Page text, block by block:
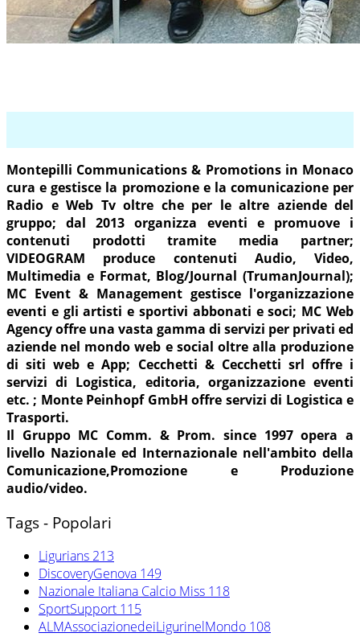
Montepilli Communications & Promotions in Monaco
cura e gestisce la promozione e la comunicazione per
Radio e Web Tv oltre che per le altre aziende del
gruppo; dal 2013 organizza eventi e promuove i
contenuti prodotti tramite media partner;
VIDEOGRAM produce contenuti Audio, Video,
Multimedia e Format, Blog/Journal (TrumanJournal);
MC Event & Management gestisce l'organizzazione
eventi e gli artisti e sportivi abbonati e soci; MC Web
Agency offre una vasta gamma di servizi per privati ed
aziende nel mondo web e social oltre alla produzione
di siti web e App; Cecchetti & Cecchetti srl offre i
servizi di Logistica, editoria, organizzazione eventi
etc. ; Monte Peinhopf GmbH offre servizi di Logistica e
Trasporti.
Il Gruppo MC Comm. & Prom. since 1997 opera a
livello Nazionale ed Internazionale nell'ambito della
Comunicazione,Promozione e Produzione
audio/video.
Tags - Popolari
Ligurians 213
DiscoveryGenova 149
Nazionale Italiana Calcio Miss 118
SportSupport 115
ALMAssociazionedeiLigurinelMondo 108